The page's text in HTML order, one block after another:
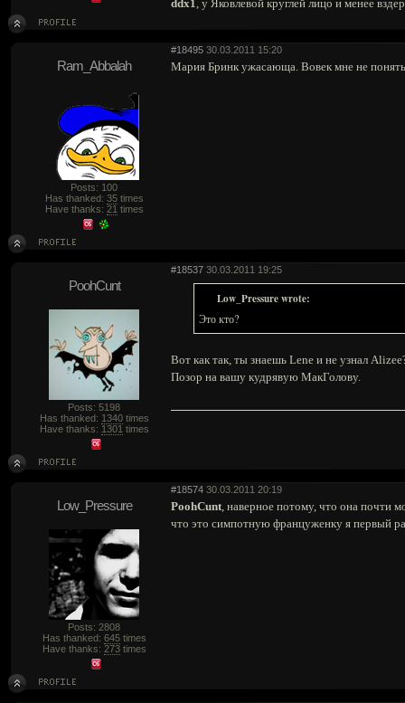
ddx1, у Яковлевой круглей лицо и менее
#18495 30.03.2011 15:20
Ram_Abbalah
Posts: 100
Has thanked: 35times
Have thanks: 21 times
Мария Бринк ужасающа. Вовек мне не
#18537 30.03.2011 19:25
PoohCunt
Posts: 5198
Has thanked: 1340times
Have thanks: 1301 times
Low_Pressure wrote:
Это кто?
Вот как так, ты знаешь Lene и не узнал
Позор на вашу кудрявую МакГолову.
#18574 30.03.2011 20:19
Low_Pressure
Posts: 2808
Has thanked: 645times
Have thanks: 273times
PoohCunt, наверное потому, что она почти
что это симпотную француженку я первый